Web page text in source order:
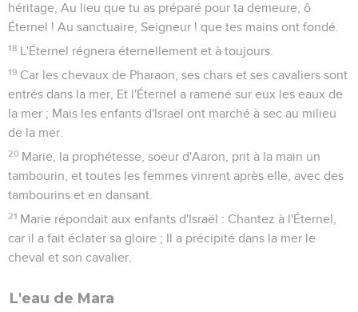
héritage, Au lieu que tu as préparé pour ta demeure, ô
Éternel ! Au sanctuaire, Seigneur ! que tes mains ont fondé.
18 L'Éternel régnera éternellement et à toujours.
19 Car les chevaux de Pharaon, ses chars et ses cavaliers sont
entrés dans la mer, Et l'Éternel a ramené sur eux les eaux de
la mer ; Mais les enfants d'Israël ont marché à sec au milieu
de la mer.
20 Marie, la prophétesse, soeur d'Aaron, prit à la main un
tambourin, et toutes les femmes vinrent après elle, avec des
tambourins et en dansant.
21 Marie répondait aux enfants d'Israël : Chantez à l'Éternel,
car il a fait éclater sa gloire ; Il a précipité dans la mer le
cheval et son cavalier.
L'eau de Mara